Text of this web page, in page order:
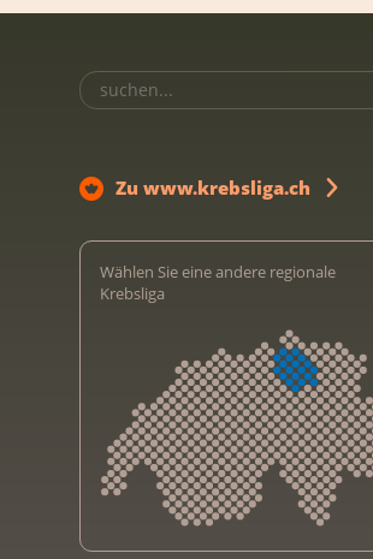
Zu www.krebsliga.ch
Wählen Sie eine andere regionale
Krebsliga